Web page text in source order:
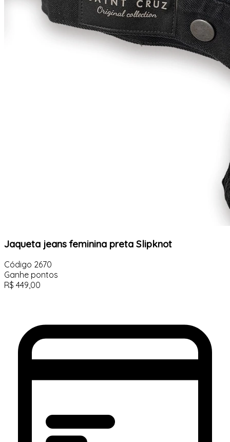
Jaqueta jeans feminina preta Slipknot
Código 2670
Ganhe pontos
R$ 449,00